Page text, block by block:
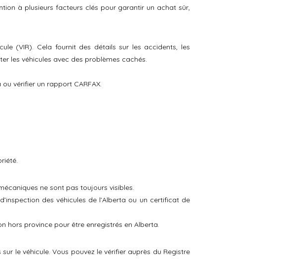
à plusieurs facteurs clés pour garantir un achat sûr,
(VIR). Cela fournit des détails sur les accidents, les
les véhicules avec des problèmes cachés.
vérifier un rapport CARFAX.
ne sont pas toujours visibles.
des véhicules de l’Alberta ou un certificat de
hors province pour être enregistrés en Alberta.
le véhicule. Vous pouvez le vérifier auprès du Registre